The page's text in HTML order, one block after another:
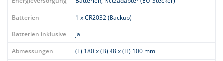
Batterien
1 x CR2032 (Backup)
Batterien inklusive
ja
Abmessungen
(L) 180 x (B) 48 x (H) 100 mm